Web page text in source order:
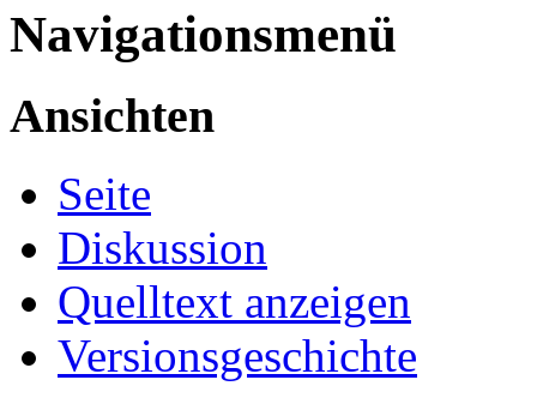
Navigationsmenü
Ansichten
Seite
Diskussion
Quelltext anzeigen
Versionsgeschichte